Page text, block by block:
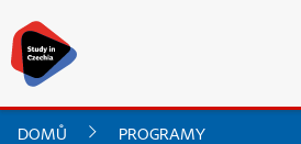
DOMŮ PROGRAMY